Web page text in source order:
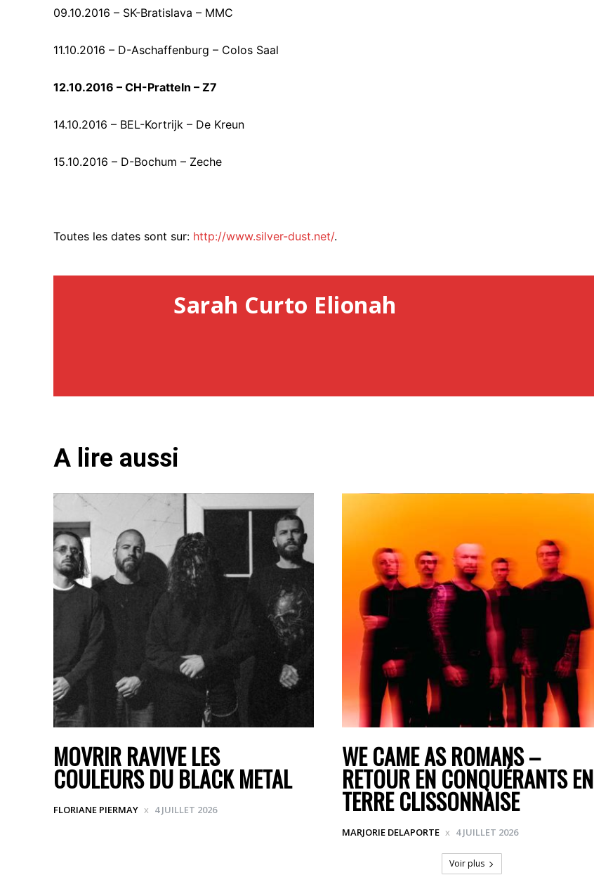
09.10.2016 – SK-Bratislava – MMC
11.10.2016 – D-Aschaffenburg – Colos Saal
12.10.2016 – CH-Pratteln – Z7
14.10.2016 – BEL-Kortrijk – De Kreun
15.10.2016 – D-Bochum – Zeche
Toutes les dates sont sur: http://www.silver-dust.net/.
Sarah Curto Elionah
A lire aussi
MOVRIR RAVIVE LES
COULEURS DU BLACK METAL
FLORIANE PIERMAY 4 JUILLET 2026
WE CAME AS ROMANS –
RETOUR EN CONQUÉRANTS EN
TERRE CLISSONNAISE
MARJORIE DELAPORTE 4 JUILLET 2026
Voir plus